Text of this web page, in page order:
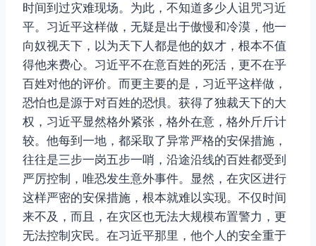
时间到过灾难现场。为此，不知道多少人诅咒习近
平。习近平这样做，无疑是出于傲慢和冷漠，他一
向奴视天下，以为天下人都是他的奴才，根本不值
得他来费心。习近平不在意百姓的死活，更不在乎
百姓对他的评价。而更主要的是，习近平这样做，
恐怕也是源于对百姓的恐惧。获得了独裁天下的大
权，习近平显然格外紧张，格外在意，格外斤斤计
较。他每到一地，都采取了异常严格的安保措施，
往往是三步一岗五步一哨，沿途沿线的百姓都受到
严厉控制，唯恐发生意外事件。显然，在灾区进行
这样严密的安保措施，根本就难以实现。不仅时间
来不及，而且，在灾区也无法大规模布置警力，更
无法控制灾民。在习近平那里，他个人的安全重于